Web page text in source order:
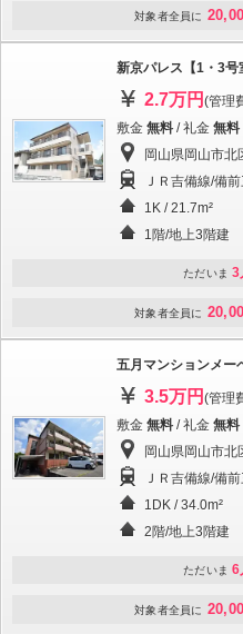
対象者全員に
新京パレス【1・3号
2.7万円 (管理
敷金 無料 / 礼金 無料
岡山県岡山市北
ＪＲ吉備線/備
1K / 21.7m²
1階/地上3階建
ただいま 3
対象者全員に
五月マンションメー
3.5万円 (管理
敷金 無料 / 礼金 無料
岡山県岡山市北
ＪＲ吉備線/備
1DK / 34.0m²
2階/地上3階建
ただいま 6
対象者全員に